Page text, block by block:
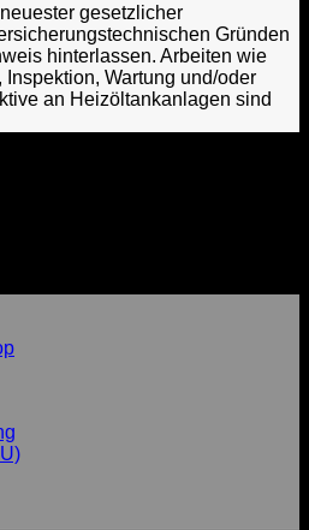
gesetzlicher
Gründen
hinterlassen. Arbeiten wie
Wartung und/oder
an Heizöltankanlagen sind